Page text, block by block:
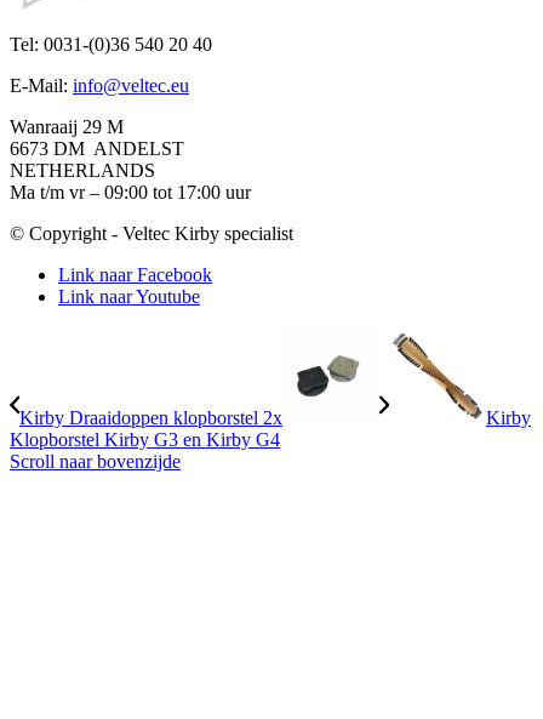
Tel: 0031-(0)36 540 20 40
E-Mail: info@veltec.eu
Wanraaij 29 M
6673 DM ANDELST
NETHERLANDS
Ma t/m vr – 09:00 tot 17:00 uur
© Copyright - Veltec Kirby specialist
Link naar Facebook
Link naar Youtube
Kirby Draaidoppen klopborstel 2x
Kirby
Klopborstel Kirby G3 en Kirby G4
Scroll naar bovenzijde